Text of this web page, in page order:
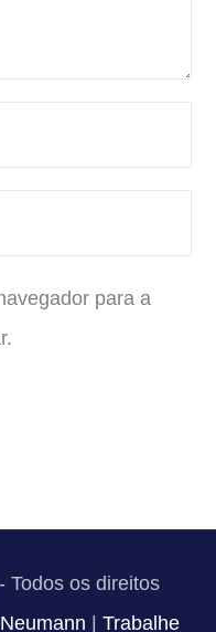
para a
Todos os direitos
Trabalhe